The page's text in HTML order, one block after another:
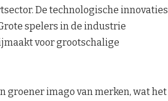
De technologische innovaties
spelers in de industrie
voor grootschalige
groener imago van merken, wat het